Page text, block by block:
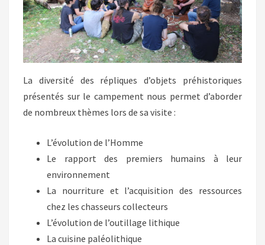
La diversité des répliques d’objets préhistoriques
présentés sur le campement nous permet d’aborder
de nombreux thèmes lors de sa visite :
L’évolution de l’Homme
Le rapport des premiers humains à leur
environnement
La nourriture et l’acquisition des ressources
chez les chasseurs collecteurs
L’évolution de l’outillage lithique
La cuisine paléolithique